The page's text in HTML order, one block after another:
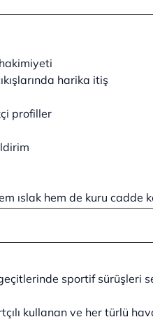
harika itiş
profiller
ıslak hem de kuru cadde
sportif sürüşleri
kullanan ve her türlü